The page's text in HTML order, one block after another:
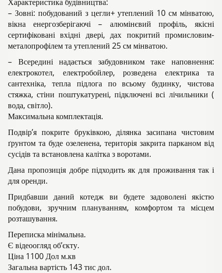
– Зовні: побудований з цегли+ утеплений 10 см мінватою,
вікна енергозберігаючі – алюмінєвий профіль, якісні
сертифіковані вхідні двері, дах покритий промисловим-
металопрофілем та утеплений 25 см мінватою.
– Всередині надається забудовником таке наповнення:
електрокотел, електробойлер, розведена електрика та
сантехніка, тепла підлога по всьому будинку, чистова
стяжка, стіни поштукатурені, підключені всі лічильники (
вода, світло).
Максимальна комплектація.
Подвір’я покрите бруківкою, ділянка засипана чистовим
ґрунтом та буде озеленена, територія закрита парканом від
сусідів та встановлена калітка з воротами.
Дана пропозиція добре підходить як для проживання так і
для оренди.
Придбавши даний котедж ви будете задоволені якістю
побудови, зручним плануванням, комфортом та місцем
розташування.
Переписка мінімальна.
Є відеоогляд об’єкту.
Ціна 1100 Дол м.кв
Загальна вартість 143 тис дол.